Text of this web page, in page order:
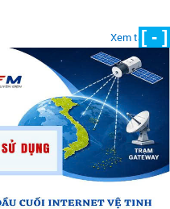
Xem tất cả
[ - ]